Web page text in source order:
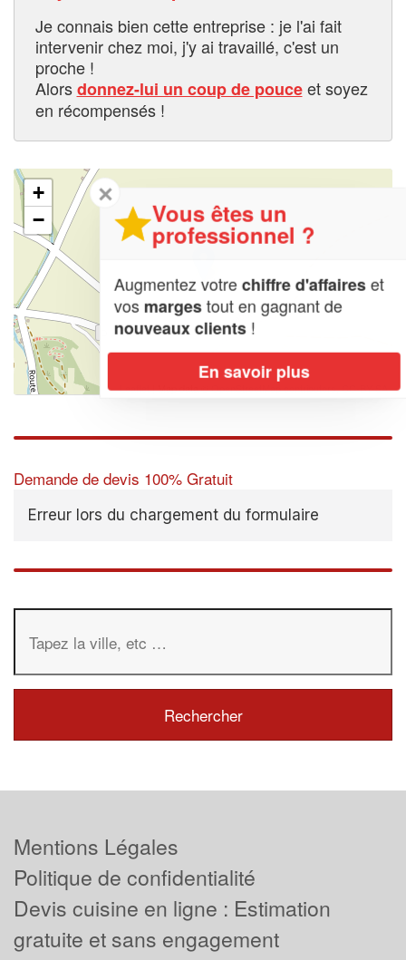
Je connais bien cette entreprise : je l'ai fait
intervenir chez moi, j'y ai travaillé, c'est un
proche !
Alorsdonnez-lui un coup de pouceet soyez
en récompensés !
+
−
Leaflet| Map data ©OpenStreetMap contributors,CC-BY-SA
Demande de devis 100% Gratuit
Erreur lors du chargement du formulaire
✕
Vous êtes un
professionnel ?
Augmentez votrechiffre d'affaireset
vosmargestout en gagnant de
nouveaux clients!
En savoir plus
Mentions Légales
Politique de confidentialité
Devis cuisine en ligne : Estimation
gratuite et sans engagement